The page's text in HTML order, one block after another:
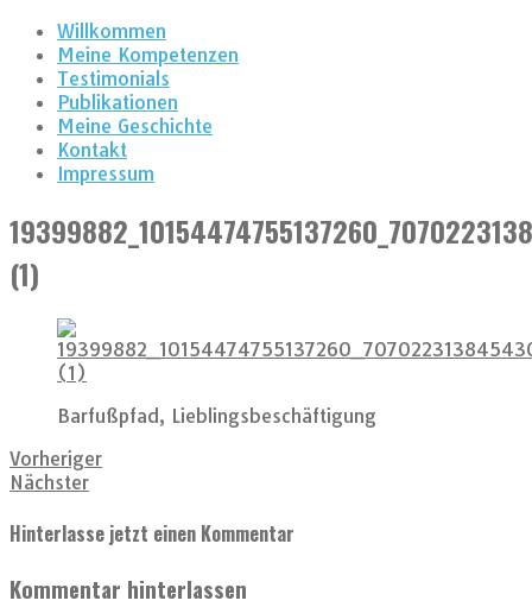
Willkommen
Meine Kompetenzen
Testimonials
Publikationen
Meine Geschichte
Kontakt
Impressum
(1)
Barfußpfad, Lieblingsbeschäftigung
Vorheriger
Nächster
Hinterlasse jetzt einen Kommentar
Kommentar hinterlassen